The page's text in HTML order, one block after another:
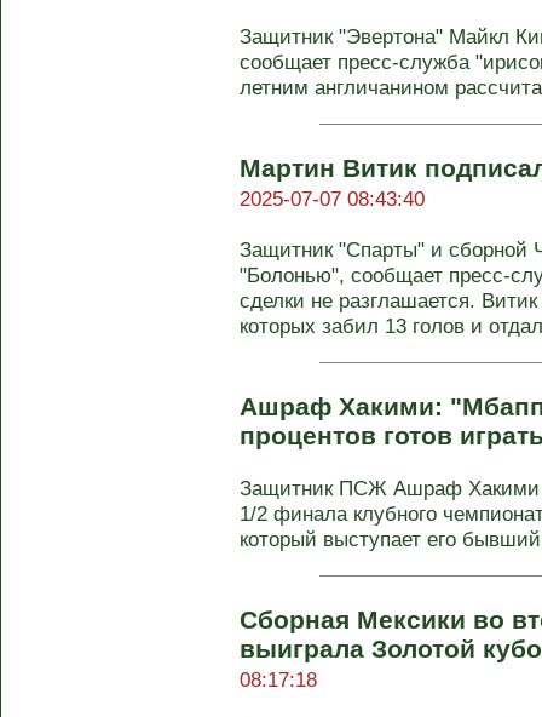
Защитник "Эвертона" Майкл
сообщает пресс-служба
летним англичанином
Мартин Витик
2025-07-07 08:43:40
Защитник "Спарты" и сборной
"Болонью", сообщает пресс-
сделки не разглашается.
которых забил 13 голов и
Ашраф Хакими:
процентов готов
Защитник ПСЖ Ашраф Хакими
1/2 финала клубного
который выступает его
Сборная Мексики во
выиграла Золотой
08:17:18